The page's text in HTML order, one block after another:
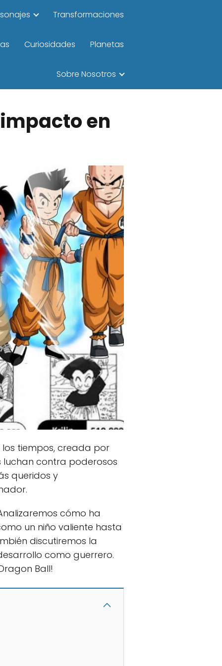
Transformaciones
Curiosidades Planetas
Sobre Nosotros
en
tiempos, creada por
luchan contra poderosos
queridos y
cómo ha
un niño valiente hasta
discutiremos la
como guerrero.
Ball!